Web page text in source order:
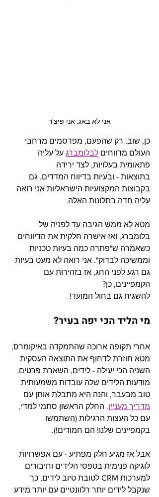
אני לא באג, אני פיצ'ר
כן, שוב. רק שהפעם, מפרסמים מרחבי
העולם מדווחים לבלומברג על עליה
פתאומית בעלויות, לצד ירידה
בתוצאות - ובעיות בדיווח המדדים. גם
בקבוצות המקצועיות הישראליות אני רואה
עליה חדה בתלונות האלה.
מטא לא ממש הגיבה עד לפניה של
בלומברג, ואז אישרה חלקית את הדיווחים
כשאמרה ש"פתרה כמה בעיות טכניות
וממשיכה לבדוק". אני רואה לא מעט בעיות
גם רגע לפני החג, אז בזהירות עם
הקמפיינים, כן?
להשגיח גם בחול המועד!
מי הליד הכי יפה בעיר?
אחרי תקופה ארוכה שהתמקדה באיקומרס,
מטא חוזרת לדחוף את התוצאה העסקית
השניה הכי יעילה - לידים, השארת פרטים.
מודעות הלידים שלה עובדות משמעותית
טוב מבעבר, והנה היא מתבלת אותן עם
מדריך מעניין. החלק הראשון סתמי למדי,
עם כל העצות הרגילות (השתמשו
בקמפיינים שלנו! הם חמודים!).
אבל אז מגיע חלק מפתיע - עם אפשרויות
לוגיקה פנימית בטפסי הלידים וחיבורים
למערכות CRM לטובת טיוב לידים, כך
שנקבל לידים יותר רלוונטיים עם יותר מידע